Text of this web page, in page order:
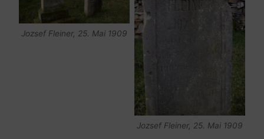
Jozsef Fleiner, 25. Mai 1909
Jozsef Fleiner, 25. Mai 1909